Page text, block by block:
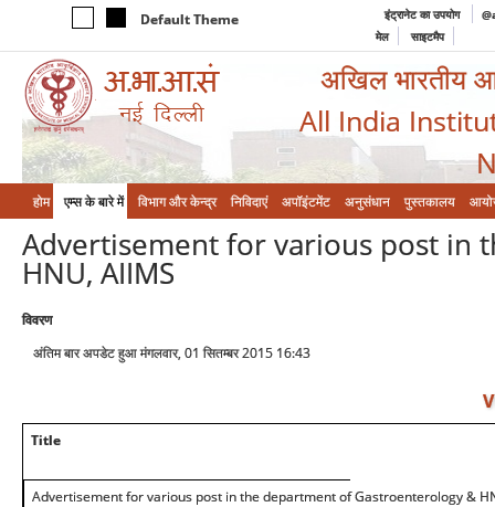
Default Theme इंट्रानेट का उपयोग
मेल
साइटमैप
अखिल भारतीय
All India
होम एम्‍स के बारे में विभाग और केन्‍द्र निविदाएं अपॉइंटमेंट अनुसंधान पुस्तकालय
Advertisement for various post in
HNU, AIIMS
विवरण
अंतिम बार अपडेट हुआ मंगलवार, 01 सितम्बर 2015 16:43
Title
Advertisement for various post in the department of Gastroenterology &